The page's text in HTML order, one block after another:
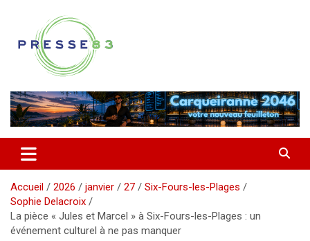
contenu
Presse 83
Accueil 2026 janvier 27
Six-Fours-les-Plages
Sophie Delacroix
La pièce « Jules et Marcel » à Six-Fours-les-Plages : un
événement culturel à ne pas manquer